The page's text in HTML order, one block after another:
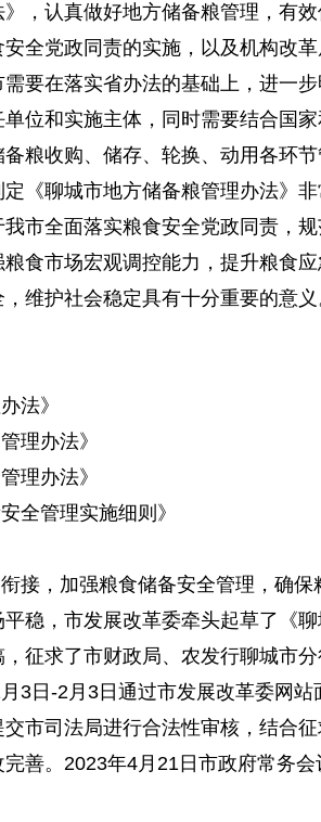
》，认真做好地方储备粮管理，有效
全党政同责的实施，以及机构改
要在落实省办法的基础上，进一步
位和实施主体，同时需要结合国家
粮收购、储存、轮换、动用各环节
《聊城市地方储备粮管理办法》非
市全面落实粮食安全党政同责，
食市场宏观调控能力，提升粮食应
维护社会稳定具有十分重要的意义
法》
理办法》
理办法》
全管理实施细则》
接，加强粮食储备安全管理，确保
稳，市发展改革委牵头起草了《
征求了市财政局、农发行聊城市
3日-2月3日通过市发展改革委网站
市司法局进行合法性审核，结合
善。2023年4月21日市政府常务会